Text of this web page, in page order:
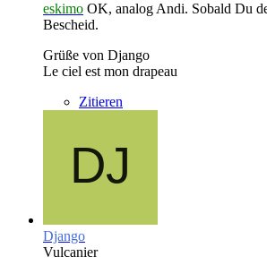
eskimo OK, analog Andi. Sobald Du
Bescheid.
Grüße von Django
Le ciel est mon drapeau
Zitieren
Django
Vulcanier